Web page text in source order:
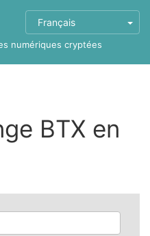
Français
numériques cryptées
BTX en